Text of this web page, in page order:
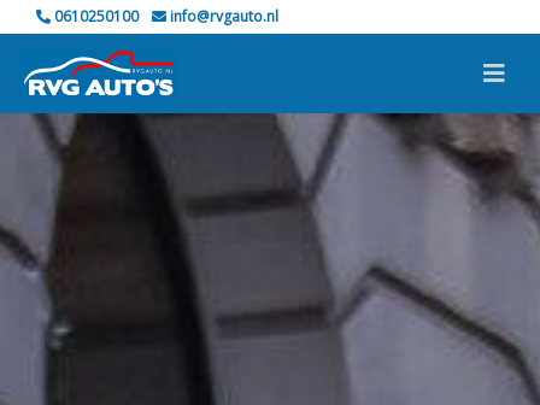
0610250100 info@rvgauto.nl